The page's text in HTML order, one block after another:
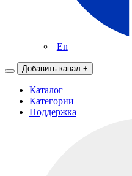
En
Добавить канал +
Каталог
Категории
Поддержка